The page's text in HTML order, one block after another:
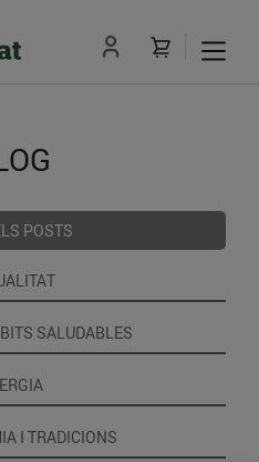
POSTS
SALUDABLES
I TRADICIONS